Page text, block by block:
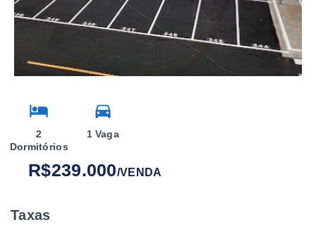
2
Dormitórios
1 Vaga
R$239.000/VENDA
Taxas